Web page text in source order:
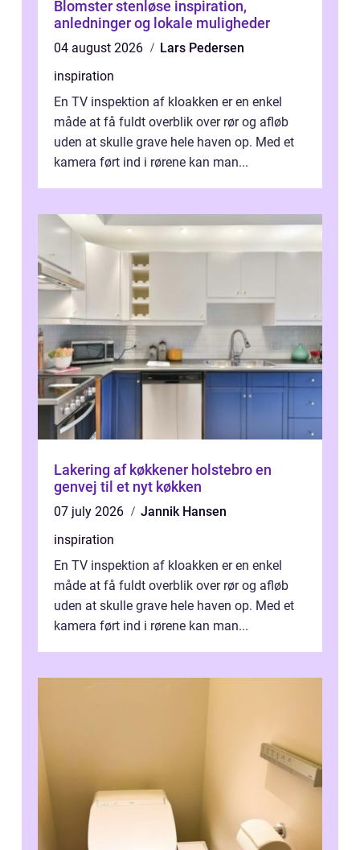
Blomster stenløse inspiration,
anledninger og lokale muligheder
04 august 2026
Lars Pedersen
inspiration
En TV inspektion af kloakken er en enkel
måde at få fuldt overblik over rør og afløb
uden at skulle grave hele haven op. Med et
kamera ført ind i rørene kan man...
Lakering af køkkener holstebro en
genvej til et nyt køkken
07 july 2026
Jannik Hansen
inspiration
En TV inspektion af kloakken er en enkel
måde at få fuldt overblik over rør og afløb
uden at skulle grave hele haven op. Med et
kamera ført ind i rørene kan man...